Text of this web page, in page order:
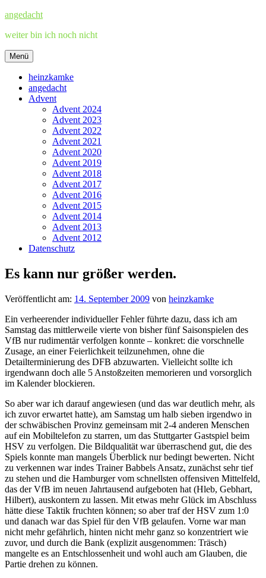
Zum
springen
angedacht
weiter bin ich noch nicht
Menü
heinzkamke
angedacht
Advent
Advent 2024
Advent 2023
Advent 2022
Advent 2021
Advent 2020
Advent 2019
Advent 2018
Advent 2017
Advent 2016
Advent 2015
Advent 2014
Advent 2013
Advent 2012
Datenschutz
Es kann nur größer werden.
Veröffentlicht am: 14. September 2009 von heinzkamke
Ein verheerender individueller Fehler führte dazu, dass ich am
Samstag das mittlerweile vierte von bisher fünf Saisonspielen des
VfB nur rudimentär verfolgen konnte – konkret: die vorschnelle
Zusage, an einer Feierlichkeit teilzunehmen, ohne die
Detailterminierung des DFB abzuwarten. Vielleicht sollte ich
irgendwann doch alle 5 Anstoßzeiten memorieren und vorsorglich
im Kalender blockieren.
So aber war ich darauf angewiesen (und das war deutlich mehr, als
ich zuvor erwartet hatte), am Samstag um halb sieben irgendwo in
der schwäbischen Provinz gemeinsam mit 2-4 anderen Menschen
auf ein Mobiltelefon zu starren, um das Stuttgarter Gastspiel beim
HSV zu verfolgen. Die Bildqualität war überraschend gut, die des
Spiels konnte man mangels Überblick nur bedingt bewerten. Nicht
zu verkennen war indes Trainer Babbels Ansatz, zunächst sehr tief
zu stehen und die Hamburger vom schnellsten offensiven Mittelfeld,
das der VfB im neuen Jahrtausend aufgeboten hat (Hleb, Gebhart,
Hilbert), auskontern zu lassen. Mit etwas mehr Glück im Abschluss
hätte diese Taktik fruchten können; so aber traf der HSV zum 1:0
und danach war das Spiel für den VfB gelaufen. Vorne war man
nicht mehr gefährlich, hinten nicht mehr ganz so konzentriert wie
zuvor, und durch die Bank (explizit ausgenommen: Träsch)
mangelte es an Entschlossenheit und wohl auch am Glauben, die
Partie drehen zu können.